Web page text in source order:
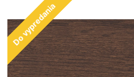
Do vypredania